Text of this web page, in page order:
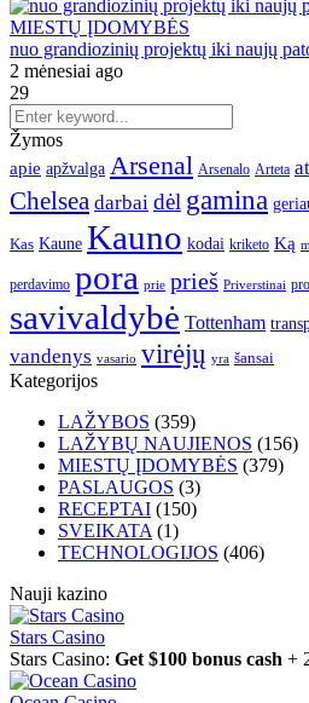
MIESTŲ ĮDOMYBĖS
nuo grandiozinių projektų iki naujų
2 mėnesiai ago
29
Žymos
apie apžvalga Arsenal Arsenalo Arteta
Chelsea darbai dėl gamina
Kas Kaune Kauno kodai kriketo Ką
perdavimo pora prie prieš Priverstinai
savivaldybė Tottenham
vandenys vasario virėjų yra šansai
Kategorijos
LAŽYBOS (359)
LAŽYBŲ NAUJIENOS (156)
MIESTŲ ĮDOMYBĖS (379)
PASLAUGOS (3)
RECEPTAI (150)
SVEIKATA (1)
TECHNOLOGIJOS (406)
Nauji kazino
Stars Casino
Stars Casino: Get $100 bonus cash +